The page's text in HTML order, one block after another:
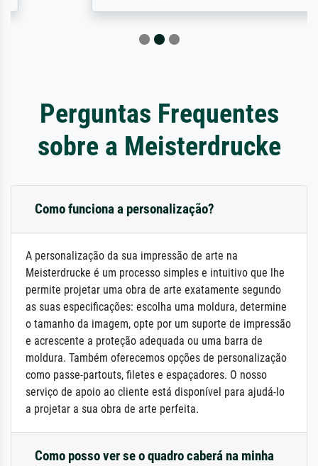
Perguntas Frequentes
sobre a Meisterdrucke
Como funciona a personalização?
A personalização da sua impressão de arte na
Meisterdrucke é um processo simples e intuitivo que lhe
permite projetar uma obra de arte exatamente segundo
as suas especificações: escolha uma moldura, determine
o tamanho da imagem, opte por um suporte de impressão
e acrescente a proteção adequada ou uma barra de
moldura. Também oferecemos opções de personalização
como passe-partouts, filetes e espaçadores. O nosso
serviço de apoio ao cliente está disponível para ajudá-lo
a projetar a sua obra de arte perfeita.
Como posso ver se o quadro caberá na minha